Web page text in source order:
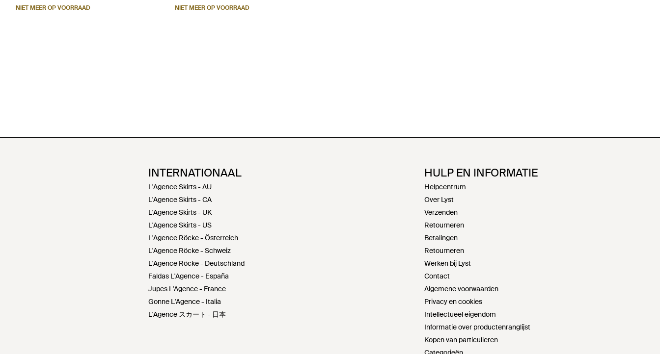
NIET MEER OP VOORRAAD NIET MEER OP VOORRAAD
INTERNATIONAAL
L'Agence Skirts - AU
L'Agence Skirts - CA
L'Agence Skirts - UK
L'Agence Skirts - US
L'Agence Röcke - Österreich
L'Agence Röcke - Schweiz
L'Agence Röcke - Deutschland
Faldas L'Agence - España
Jupes L'Agence - France
Gonne L'Agence - Italia
L'Agence スカート - 日本
HULP EN INFORMATIE
Helpcentrum
Over Lyst
Verzenden
Retourneren
Betalingen
Retourneren
Werken bij Lyst
Contact
Algemene voorwaarden
Privacy en cookies
Intellectueel eigendom
Informatie over productenranglijst
Kopen van particulieren